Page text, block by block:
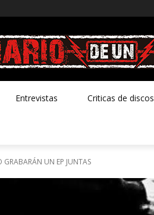
Entrevistas Criticas de discos
UN EP JUNTAS